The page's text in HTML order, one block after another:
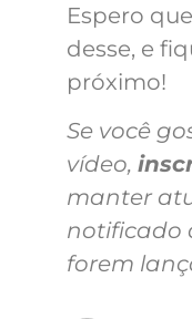
Espero
desse, e
próximo!
Se você
vídeo,
manter
notificado
forem